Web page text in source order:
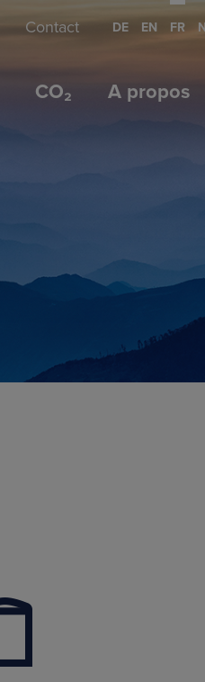
Contact DE EN FR
CO₂ A propos